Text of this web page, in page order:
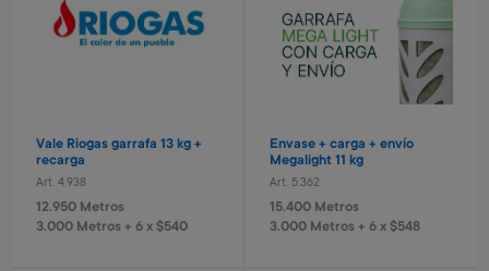
Valija Spiderman 51 cm
Art. 520
Valija Stitch 41 cm
Art. 521
9.700 Metros
970 Metros + 4 x $640
Vale Riogas garrafa 13 kg +
recarga
Art. 4.938
12.950 Metros
3.000 Metros + 6 x $540
Envase + carga + envío
Megalight 11 kg
Art. 5.362
15.400 Metros
3.000 Metros + 6 x $548